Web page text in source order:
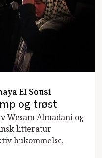
El Sousi
og trøst
Wesam Almadani og
litteratur
hukommelse,